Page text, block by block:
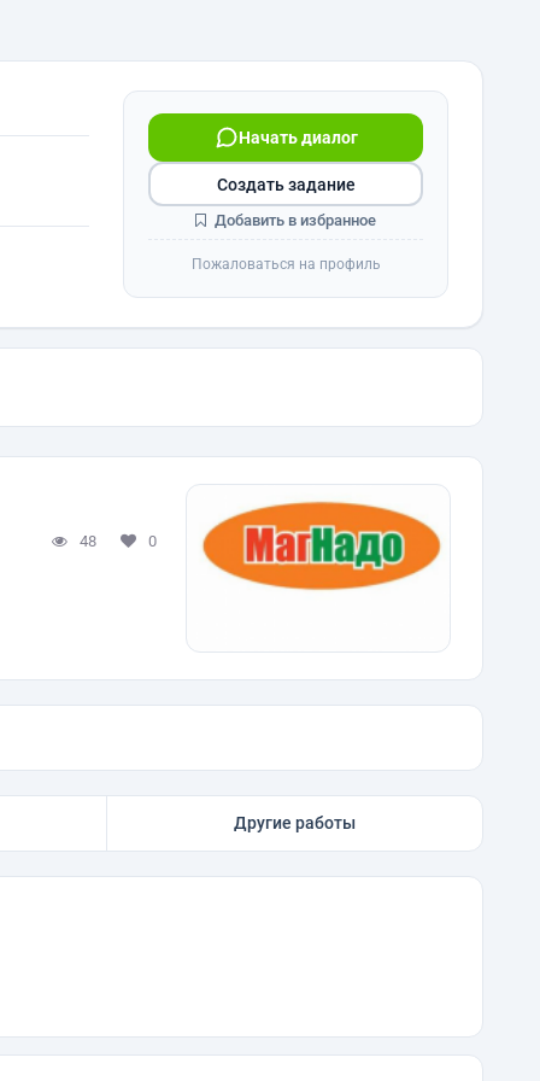
Начать диалог
Создать задание
Добавить в избранное
Пожаловаться на профиль
48 0
Другие работы